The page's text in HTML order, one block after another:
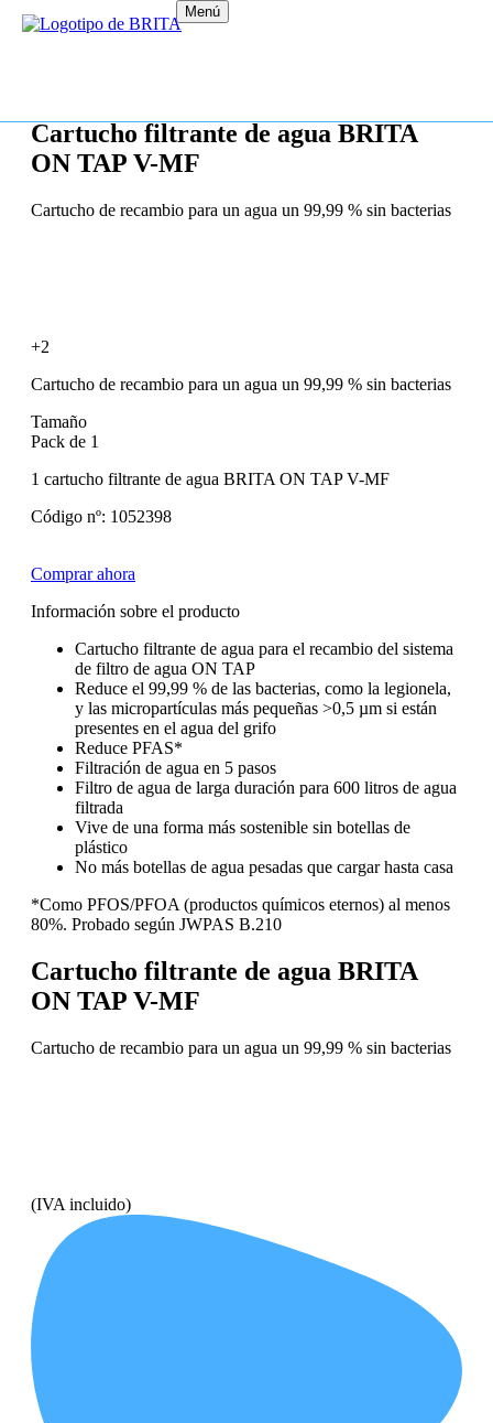
Menú
Cartucho filtrante de agua BRITA
ON TAP V-MF
Cartucho de recambio para un agua un 99,99 % sin bacterias
+2
Cartucho de recambio para un agua un 99,99 % sin bacterias
Tamaño
Pack de 1
1 cartucho filtrante de agua BRITA ON TAP V-MF
Código nº: 1052398
Comprar ahora
Información sobre el producto
Cartucho filtrante de agua para el recambio del sistema
de filtro de agua ON TAP
Reduce el 99,99 % de las bacterias, como la legionela,
y las micropartículas más pequeñas >0,5 µm si están
presentes en el agua del grifo
Reduce PFAS*
Filtración de agua en 5 pasos
Filtro de agua de larga duración para 600 litros de agua
filtrada
Vive de una forma más sostenible sin botellas de
plástico
No más botellas de agua pesadas que cargar hasta casa
*Como PFOS/PFOA (productos químicos eternos) al menos
80%. Probado según JWPAS B.210
Cartucho filtrante de agua BRITA
ON TAP V-MF
Cartucho de recambio para un agua un 99,99 % sin bacterias
(IVA incluido)